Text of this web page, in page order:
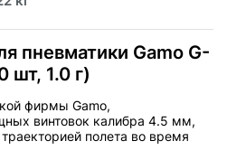
пневматики Gamo G-
шт, 1.0 г)
фирмы Gamo,
винтовок калибра 4.5 мм,
полета во время